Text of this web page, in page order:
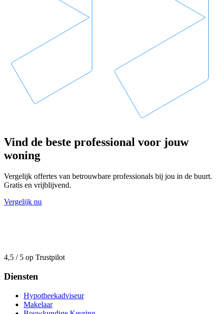
Vind de beste professional voor jouw
woning
Vergelijk offertes van betrouwbare professionals bij jou in de buurt.
Gratis en vrijblijvend.
Vergelijk nu
4,5 / 5 op Trustpilot
Diensten
Hypotheekadviseur
Makelaar